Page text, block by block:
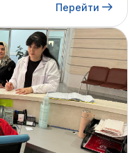
Перейти